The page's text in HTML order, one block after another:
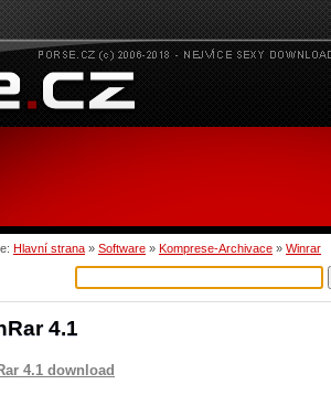
Hlavní strana » Software » Komprese-Archivace » Winrar
4.1
4.1 download